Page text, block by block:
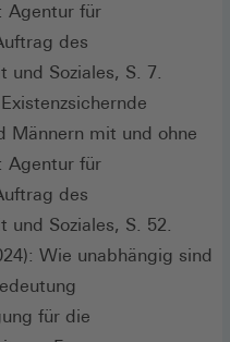
Agentur für
des
und Soziales, S. 7.
Männern mit und ohne
Agentur für
des
und Soziales, S. 52.
Wie unabhängig sind
für die